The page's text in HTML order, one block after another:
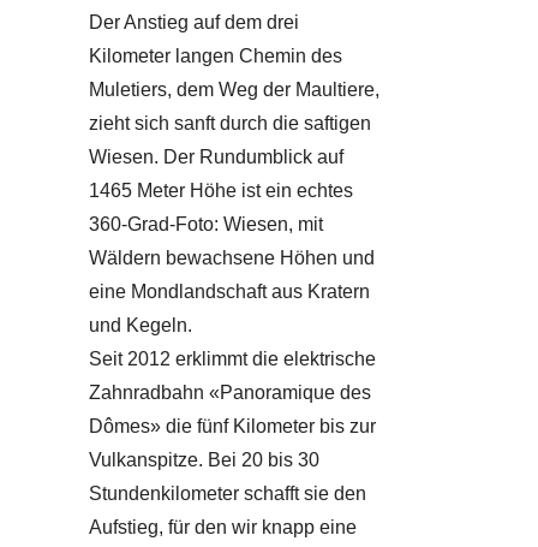
Der Anstieg auf dem drei
Kilometer langen Chemin des
Muletiers, dem Weg der Maultiere,
zieht sich sanft durch die saftigen
Wiesen. Der Rundumblick auf
1465 Meter Höhe ist ein echtes
360-Grad-Foto: Wiesen, mit
Wäldern bewachsene Höhen und
eine Mondlandschaft aus Kratern
und Kegeln.
Seit 2012 erklimmt die elektrische
Zahnradbahn «Panoramique des
Dômes» die fünf Kilometer bis zur
Vulkanspitze. Bei 20 bis 30
Stundenkilometer schafft sie den
Aufstieg, für den wir knapp eine